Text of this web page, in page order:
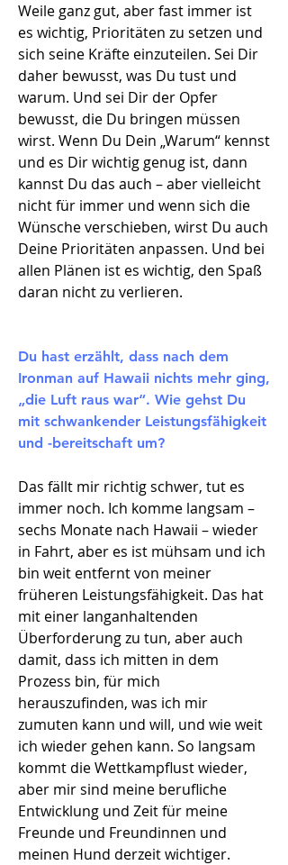
Weile ganz gut, aber fast immer ist
es wichtig, Prioritäten zu setzen und
sich seine Kräfte einzuteilen. Sei Dir
daher bewusst, was Du tust und
warum. Und sei Dir der Opfer
bewusst, die Du bringen müssen
wirst. Wenn Du Dein „Warum“ kennst
und es Dir wichtig genug ist, dann
kannst Du das auch – aber vielleicht
nicht für immer und wenn sich die
Wünsche verschieben, wirst Du auch
Deine Prioritäten anpassen. Und bei
allen Plänen ist es wichtig, den Spaß
daran nicht zu verlieren.
Du hast erzählt, dass nach dem
Ironman auf Hawaii nichts mehr ging,
„die Luft raus war“. Wie gehst Du
mit schwankender Leistungsfähigkeit
und -bereitschaft um?
Das fällt mir richtig schwer, tut es
immer noch. Ich komme langsam –
sechs Monate nach Hawaii – wieder
in Fahrt, aber es ist mühsam und ich
bin weit entfernt von meiner
früheren Leistungsfähigkeit. Das hat
mit einer langanhaltenden
Überforderung zu tun, aber auch
damit, dass ich mitten in dem
Prozess bin, für mich
herauszufinden, was ich mir
zumuten kann und will, und wie weit
ich wieder gehen kann. So langsam
kommt die Wettkampflust wieder,
aber mir sind meine berufliche
Entwicklung und Zeit für meine
Freunde und Freundinnen und
meinen Hund derzeit wichtiger.